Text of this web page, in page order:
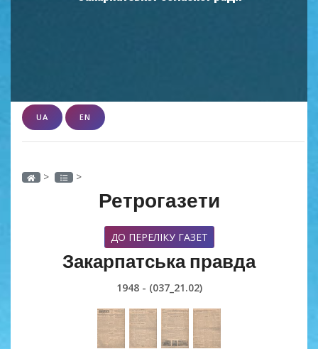
UA EN
> >
Ретрогазети
ДО ПЕРЕЛІКУ ГАЗЕТ
Закарпатська правда
1948 - (037_21.02)